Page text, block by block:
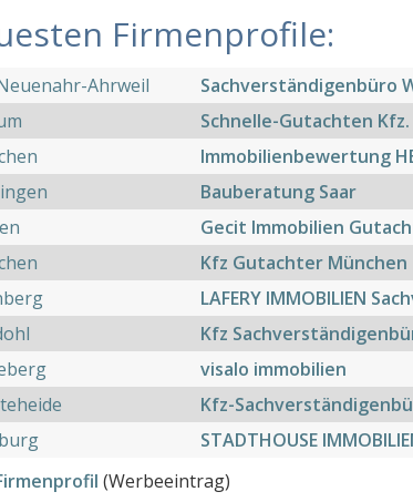
Firmenprofile:
Ahrweil
Sachverständigenbüro
Schnelle-Gutachten
Immobilienbewertung
Bauberatung Saar
Gecit Immobilien
Kfz Gutachter München
LAFERY IMMOBILIEN
Kfz
visalo immobilien
Kfz-
STADTHOUSE
(Werbeeintrag)